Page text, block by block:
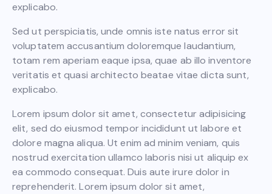
explicabo.
Sed ut perspiciatis, unde omnis iste natus error sit
voluptatem accusantium doloremque laudantium,
totam rem aperiam eaque ipsa, quae ab illo inventore
veritatis et quasi architecto beatae vitae dicta sunt,
explicabo.
Lorem ipsum dolor sit amet, consectetur adipisicing
elit, sed do eiusmod tempor incididunt ut labore et
dolore magna aliqua. Ut enim ad minim veniam, quis
nostrud exercitation ullamco laboris nisi ut aliquip ex
ea commodo consequat. Duis aute irure dolor in
reprehenderit. Lorem ipsum dolor sit amet,